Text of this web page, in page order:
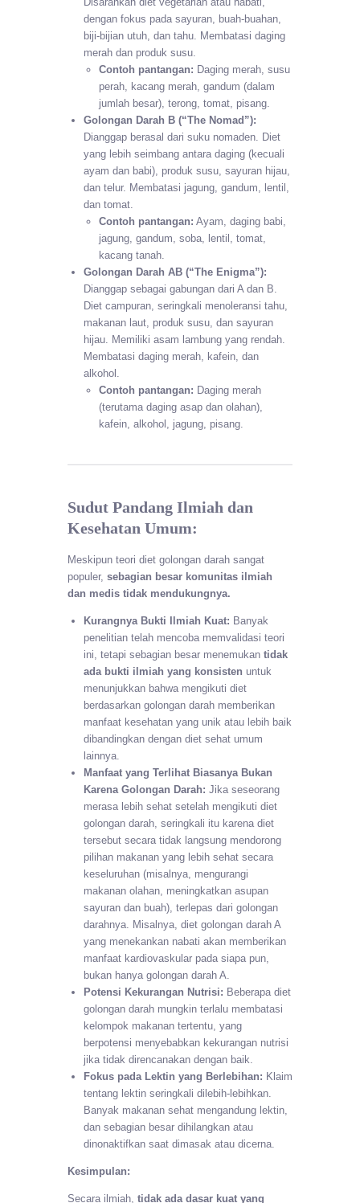
dengan fokus pada sayuran, buah-buahan,
biji-bijian utuh, dan tahu. Membatasi daging
merah dan produk susu.
Contoh pantangan: Daging merah, susu
perah, kacang merah, gandum (dalam
jumlah besar), terong, tomat, pisang.
Golongan Darah B (“The Nomad”):
Dianggap berasal dari suku nomaden. Diet
yang lebih seimbang antara daging (kecuali
ayam dan babi), produk susu, sayuran hijau,
dan telur. Membatasi jagung, gandum, lentil,
dan tomat.
Contoh pantangan: Ayam, daging babi,
jagung, gandum, soba, lentil, tomat,
kacang tanah.
Golongan Darah AB (“The Enigma”):
Dianggap sebagai gabungan dari A dan B.
Diet campuran, seringkali menoleransi tahu,
makanan laut, produk susu, dan sayuran
hijau. Memiliki asam lambung yang rendah.
Membatasi daging merah, kafein, dan
alkohol.
Contoh pantangan: Daging merah
(terutama daging asap dan olahan),
kafein, alkohol, jagung, pisang.
Sudut Pandang Ilmiah dan
Kesehatan Umum:
Meskipun teori diet golongan darah sangat
populer, sebagian besar komunitas ilmiah
dan medis tidak mendukungnya.
Kurangnya Bukti Ilmiah Kuat: Banyak
penelitian telah mencoba memvalidasi teori
ini, tetapi sebagian besar menemukan tidak
ada bukti ilmiah yang konsisten untuk
menunjukkan bahwa mengikuti diet
berdasarkan golongan darah memberikan
manfaat kesehatan yang unik atau lebih baik
dibandingkan dengan diet sehat umum
lainnya.
Manfaat yang Terlihat Biasanya Bukan
Karena Golongan Darah: Jika seseorang
merasa lebih sehat setelah mengikuti diet
golongan darah, seringkali itu karena diet
tersebut secara tidak langsung mendorong
pilihan makanan yang lebih sehat secara
keseluruhan (misalnya, mengurangi
makanan olahan, meningkatkan asupan
sayuran dan buah), terlepas dari golongan
darahnya. Misalnya, diet golongan darah A
yang menekankan nabati akan memberikan
manfaat kardiovaskular pada siapa pun,
bukan hanya golongan darah A.
Potensi Kekurangan Nutrisi: Beberapa diet
golongan darah mungkin terlalu membatasi
kelompok makanan tertentu, yang
berpotensi menyebabkan kekurangan nutrisi
jika tidak direncanakan dengan baik.
Fokus pada Lektin yang Berlebihan: Klaim
tentang lektin seringkali dilebih-lebihkan.
Banyak makanan sehat mengandung lektin,
dan sebagian besar dihilangkan atau
dinonaktifkan saat dimasak atau dicerna.
Kesimpulan:
Secara ilmiah, tidak ada dasar kuat yang